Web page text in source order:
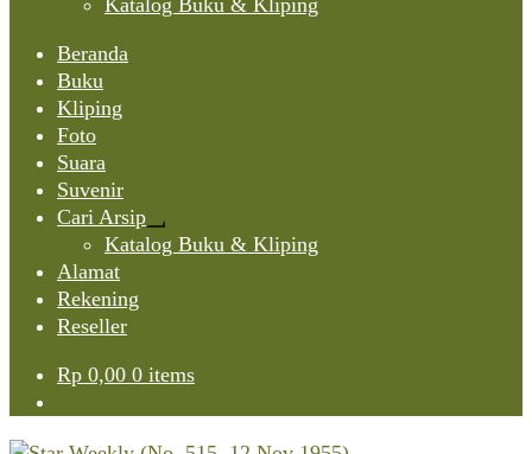
Katalog Buku & Kliping
Beranda
Buku
Kliping
Foto
Suara
Suvenir
Cari Arsip
Expand
child
Katalog Buku & Kliping
Alamat
Rekening
Reseller
Rp 0,00 0 items